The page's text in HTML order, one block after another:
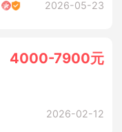
2026-05-23
4000-7900元
2026-02-12